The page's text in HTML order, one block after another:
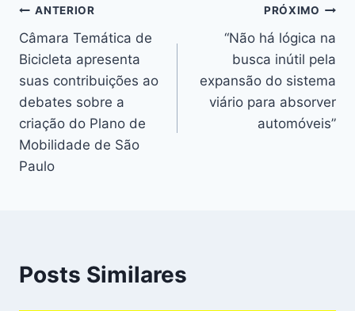
Navegação
de
Post
ANTERIOR
Câmara Temática de
Bicicleta apresenta
suas contribuições ao
debates sobre a
criação do Plano de
Mobilidade de São
Paulo
PRÓXIMO
“Não há lógica na
busca inútil pela
expansão do sistema
viário para absorver
automóveis”
Posts Similares